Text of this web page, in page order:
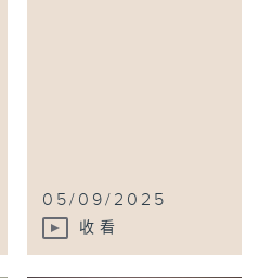
05/09/2025
收看